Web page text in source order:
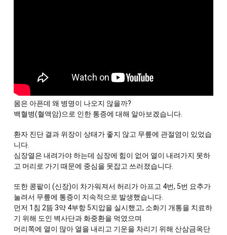
몸은 아픈데 왜 병명이 나오지 않을까?
백혈병(혈액암)으로 인한 통증에 대해 알아보겠습니다.
환자 진단 결과 위장이 상태가 좋지 않고 무릎에 관절염이 있었습
니다.
심장열은 내려가야 하는데 심장에 힘이 없어 열이 내려가지 못하
고 머리로 가기 때문에 중심을 못잡고 쓰러졌습니다.
또한 콩팥이 (신장)이 차가워져서 허리가 아프고 4번, 5번 요추가
눌려서 무릎에 통증이 지속적으로 발생했습니다.
먼저 1침 2뜸 3약 4부항 5지압을 실시했고, 소화기 개통을 치료하
기 위해 도인 벽사단과 화중환을 먹였으며
머리쪽에 열이 많아 열을 내리고 기운을 차리기 위해 산삼금옥단